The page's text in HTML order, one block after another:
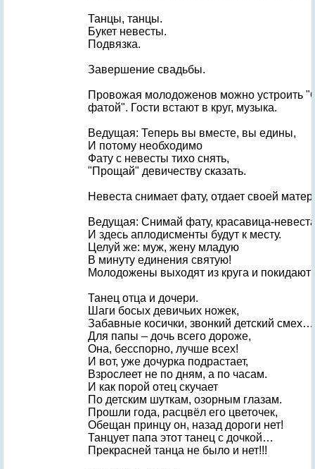
Танцы, танцы.
Букет невесты.
Подвязка.
Завершение свадьбы.
Провожая молодоженов можно устроить
фатой". Гости встают в круг, музыка.
Ведущая: Теперь вы вместе, вы едины,
И потому необходимо
Фату с невесты тихо снять,
"Прощай" девичеству сказать.
Невеста снимает фату, отдает своей
Ведущая: Снимай фату, красавица-
И здесь аплодисменты будут к месту.
Целуй же: муж, жену младую
В минуту единения святую!
Молодожены выходят из круга и покидают
Танец отца и дочери.
Шаги босых девичьих ножек,
Забавные косички, звонкий детский смех…
Для папы – дочь всего дороже,
Она, бесспорно, лучше всех!
И вот, уже дочурка подрастает,
Взрослеет не по дням, а по часам.
И как порой отец скучает
По детским шуткам, озорным глазам.
Прошли года, расцвёл его цветочек,
Обещан принцу он, назад дороги нет!
Танцует папа этот танец с дочкой…
Прекрасней танца не было и нет!!!